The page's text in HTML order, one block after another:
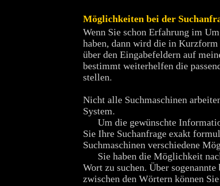
Möglichkeiten bei der
Wenn Sie schon Erfahrung im
haben, dann wird die in
über den Eingabefeldern auf
bestimmt weiterhelfen die
stellen.
Nicht alle Suchmaschinen
System.
Um die gewünschte
Sie Ihre Suchanfrage exakt
Suchmaschinen verschiedene
Sie haben die Möglichkeit
Wort zu suchen. Über
zwischen den Wörtern können